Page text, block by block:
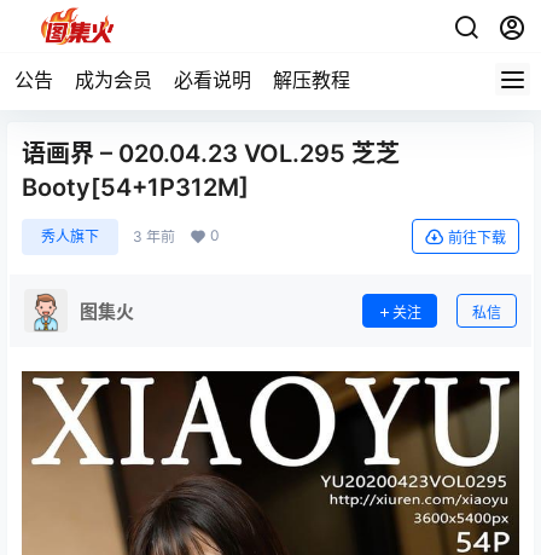
公告 成为会员 必看说明 解压教程
语画界 – 020.04.23 VOL.295 芝芝
Booty[54+1P312M]
秀人旗下 3 年前 0 前往下载
图集火 关注 私信